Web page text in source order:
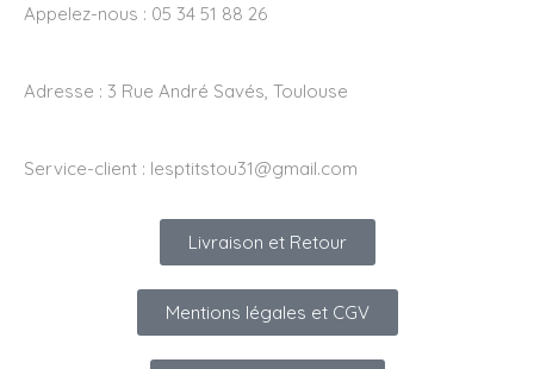
Appelez-nous : 05 34 51 88 26
Adresse : 3 Rue André Savés, Toulouse
Service-client : lesptitstou31@gmail.com
Livraison et Retour
Mentions légales et CGV